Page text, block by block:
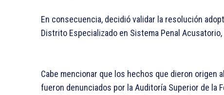
En consecuencia, decidió validar la resolución
Distrito Especializado en Sistema Penal
Cabe mencionar que los hechos que dieron origen
fueron denunciados por la Auditoría Superior de la